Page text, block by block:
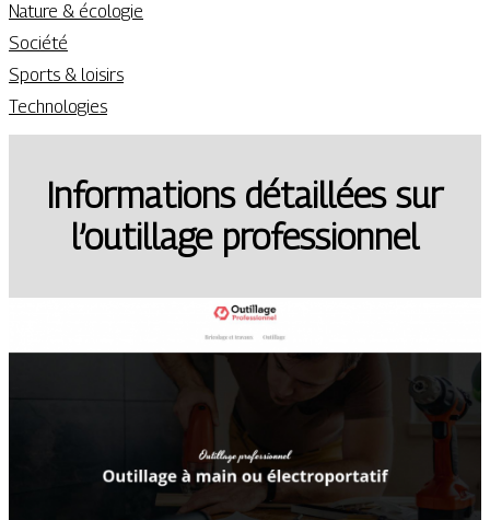
Nature & écologie
Société
Sports & loisirs
Technologies
Informations détaillées sur
l’outillage professionnel